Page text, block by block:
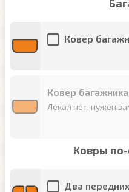
Ковер
Ковер
Лекал нет, нужен
Ковры
Два